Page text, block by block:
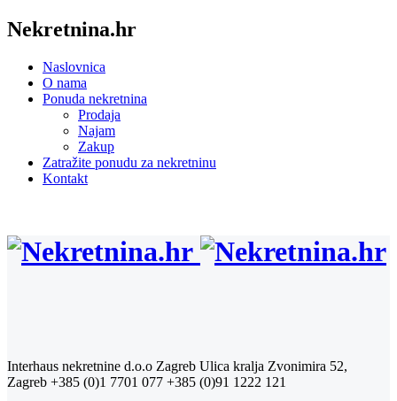
Nekretnina.hr
Naslovnica
O nama
Ponuda nekretnina
Prodaja
Najam
Zakup
Zatražite ponudu za nekretninu
Kontakt
Interhaus nekretnine d.o.o Zagreb Ulica kralja Zvonimira 52,
Zagreb +385 (0)1 7701 077 +385 (0)91 1222 121